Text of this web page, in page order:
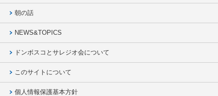
朝の話
NEWS&TOPICS
ドンボスコとサレジオ会について
このサイトについて
個人情報保護基本方針